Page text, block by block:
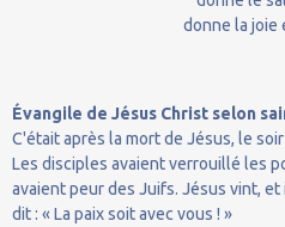
donne la joie
Évangile de Jésus Christ selon
C'était après la mort de Jésus, le
Les disciples avaient verrouillé les
avaient peur des Juifs. Jésus vint,
dit : « La paix soit avec vous ! »